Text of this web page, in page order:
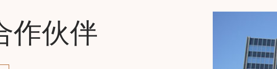
作伙伴